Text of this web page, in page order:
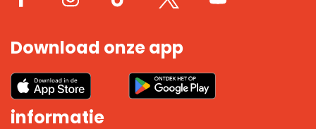
Download onze app
informatie